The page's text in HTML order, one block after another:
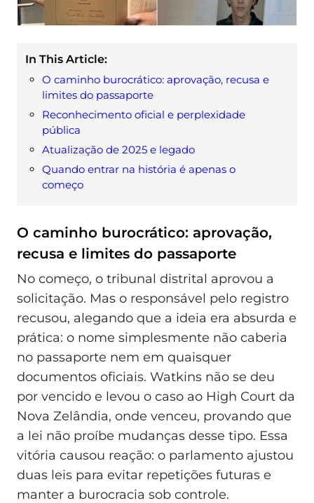
In This Article:
O caminho burocrático: aprovação, recusa e
limites do passaporte
Reconhecimento oficial e perplexidade
pública
Atualização de 2025 e legado
Quando entrar na história é apenas o
começo
O caminho burocrático: aprovação,
recusa e limites do passaporte
No começo, o tribunal distrital aprovou a
solicitação. Mas o responsável pelo registro
recusou, alegando que a ideia era absurda e
prática: o nome simplesmente não caberia
no passaporte nem em quaisquer
documentos oficiais. Watkins não se deu
por vencido e levou o caso ao High Court da
Nova Zelândia, onde venceu, provando que
a lei não proíbe mudanças desse tipo. Essa
vitória causou reação: o parlamento ajustou
duas leis para evitar repetições futuras e
manter a burocracia sob controle.